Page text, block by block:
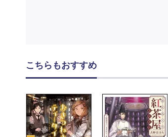
こちらもおすすめ